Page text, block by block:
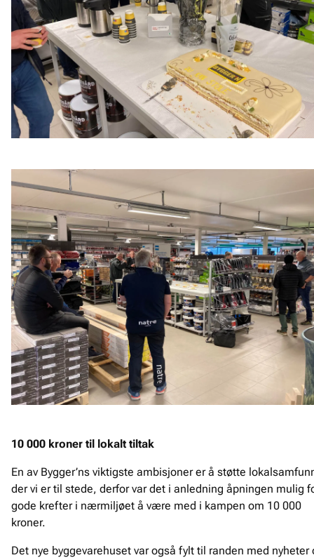
10 000 kroner til lokalt tiltak
En av Bygger’ns viktigste ambisjoner er å støtte
der vi er til stede, derfor var det i anledning åpningen mulig
gode krefter i nærmiljøet å være med i kampen om 10 000
kroner.
Det nye byggevarehuset var også fylt til randen med nyheter